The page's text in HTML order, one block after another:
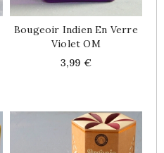
Bougeoir Indien En Verre
Violet OM
Price
3,99 €